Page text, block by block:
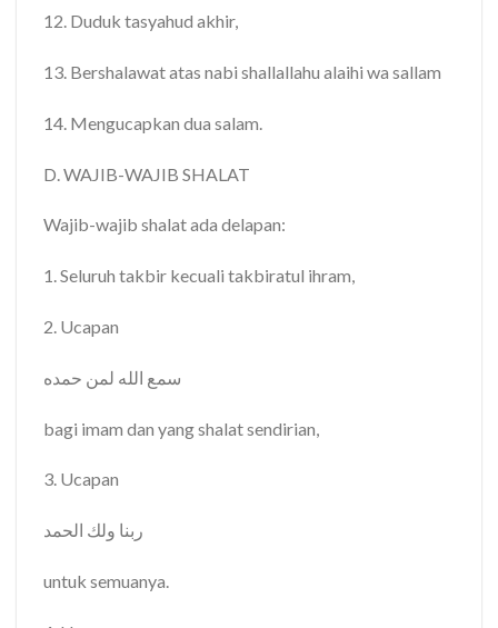
12. Duduk tasyahud akhir,
13. Bershalawat atas nabi shallallahu alaihi wa sallam
14. Mengucapkan dua salam.
D. WAJIB-WAJIB SHALAT
Wajib-wajib shalat ada delapan:
1. Seluruh takbir kecuali takbiratul ihram,
2. Ucapan
سمع الله لمن حمده
bagi imam dan yang shalat sendirian,
3. Ucapan
ربنا ولك الحمد
untuk semuanya.